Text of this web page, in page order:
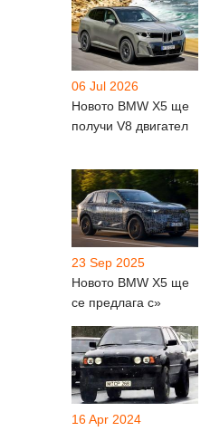
06 Jul 2026
Новото BMW X5 ще
получи V8 двигател
23 Sep 2025
Новото BMW X5 ще
се предлага с»
16 Apr 2024